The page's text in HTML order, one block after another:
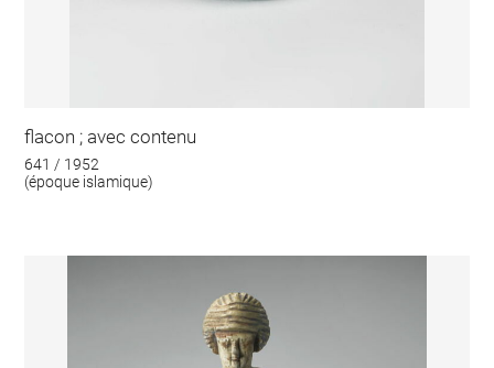
flacon ; avec contenu
641 / 1952
(époque islamique)